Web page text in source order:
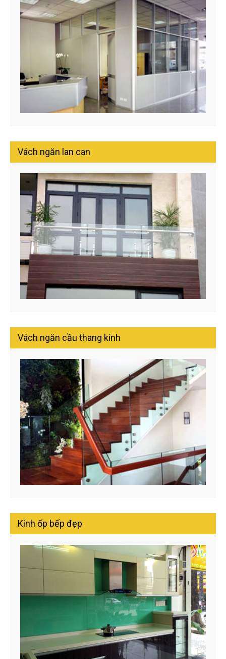
Vách ngăn lan can
Vách ngăn cầu thang kính
Kính ốp bếp đẹp